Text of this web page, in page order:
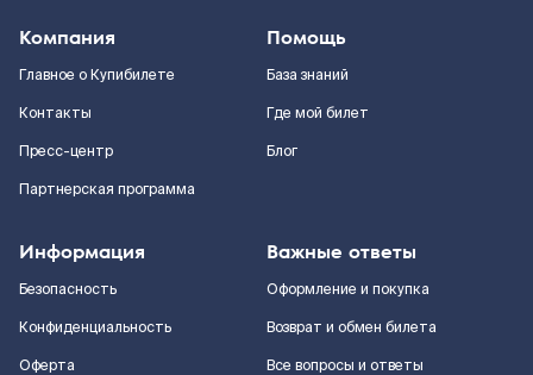
Компания
Главное о Купибилете
Контакты
Пресс-центр
Партнерская программа
Помощь
База знаний
Где мой билет
Блог
Информация
Безопасность
Конфиденциальность
Оферта
Важные ответы
Оформление и покупка
Возврат и обмен билета
Все вопросы и ответы